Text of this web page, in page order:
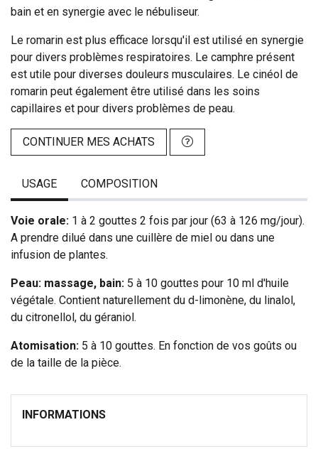
bain et en synergie avec le nébuliseur.
Le romarin est plus efficace lorsqu'il est utilisé en synergie
pour divers problèmes respiratoires. Le camphre présent
est utile pour diverses douleurs musculaires. Le cinéol de
romarin peut également être utilisé dans les soins
capillaires et pour divers problèmes de peau.
CONTINUER MES ACHATS
USAGE COMPOSITION
Voie orale: 1 à 2 gouttes 2 fois par jour (63 à 126 mg/jour).
A prendre dilué dans une cuillère de miel ou dans une
infusion de plantes.
Peau: massage, bain: 5 à 10 gouttes pour 10 ml d'huile
végétale. Contient naturellement du d-limonène, du linalol,
du citronellol, du géraniol.
Atomisation: 5 à 10 gouttes. En fonction de vos goûts ou
de la taille de la pièce.
INFORMATIONS